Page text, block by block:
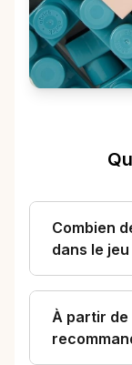
Combien
dans le jeu
À partir